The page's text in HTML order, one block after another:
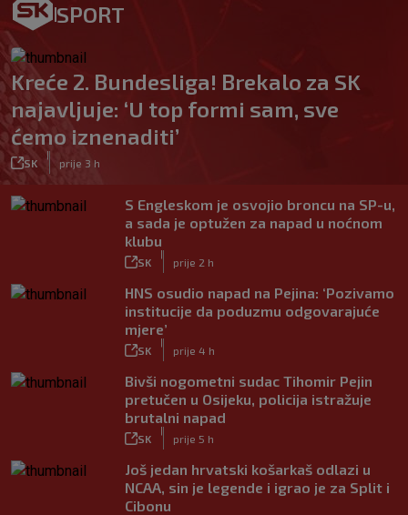
SPORT
Kreće 2. Bundesliga! Brekalo za SK
najavljuje: ‘U top formi sam, sve
ćemo iznenaditi’
SK prije 3 h
S Engleskom je osvojio broncu na SP-u,
a sada je optužen za napad u noćnom
klubu
SK prije 2 h
HNS osudio napad na Pejina: ‘Pozivamo
institucije da poduzmu odgovarajuće
mjere’
SK prije 4 h
Bivši nogometni sudac Tihomir Pejin
pretučen u Osijeku, policija istražuje
brutalni napad
SK prije 5 h
Još jedan hrvatski košarkaš odlazi u
NCAA, sin je legende i igrao je za Split i
Cibonu